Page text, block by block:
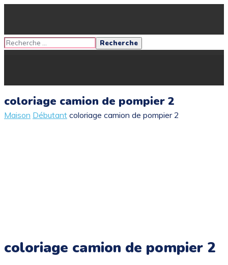
coloriage camion de pompier 2
Maison Débutant coloriage camion de pompier 2
coloriage camion de pompier 2